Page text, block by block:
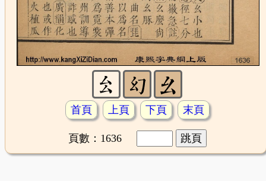
首頁 上頁 下頁 末頁
頁數：1636